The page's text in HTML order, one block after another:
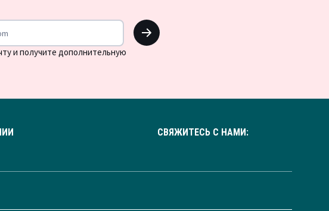
OK
и получите дополнительную
СВЯЖИТЕСЬ С НАМИ: